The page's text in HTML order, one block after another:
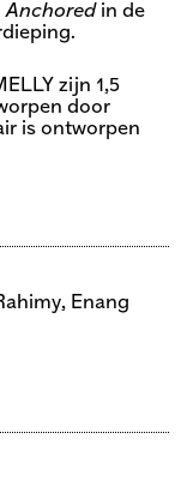
Anchored in de
zijn 1,5
door
is ontworpen
Enang